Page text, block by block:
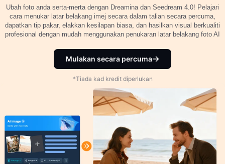
Ubah foto anda serta-merta dengan Dreamina dan Seedream 4.0! Pelajari
cara menukar latar belakang imej secara dalam talian secara percuma,
dapatkan tip pakar, elakkan kesilapan biasa, dan hasilkan visual berkualiti
profesional dengan mudah menggunakan penukaran latar belakang foto AI
Mulakan secara percuma
*Tiada kad kredit diperlukan